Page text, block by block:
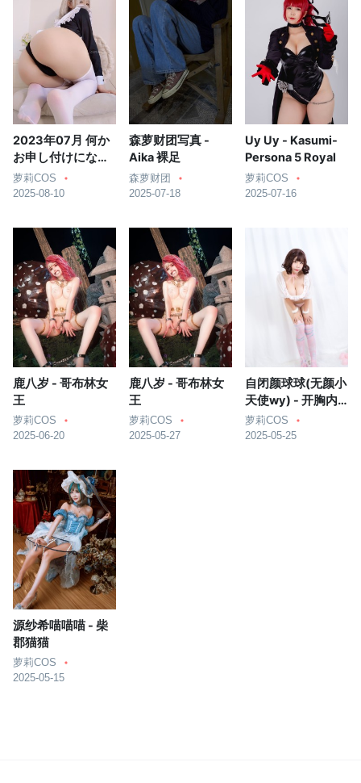
2023年07月 何か
お申し付けになさ
いますか
萝莉COS
2025-08-10
森萝财团写真 -
Aika 裸足
森萝财团
2025-07-18
Uy Uy - Kasumi-
Persona 5 Royal
萝莉COS
2025-07-16
鹿八岁 - 哥布林女
王
萝莉COS
2025-06-20
鹿八岁 - 哥布林女
王
萝莉COS
2025-05-27
自闭颜球球(无颜小
天使wy) - 开胸内
衣私房
萝莉COS
2025-05-25
源纱希喵喵喵 - 柴
郡猫猫
萝莉COS
2025-05-15